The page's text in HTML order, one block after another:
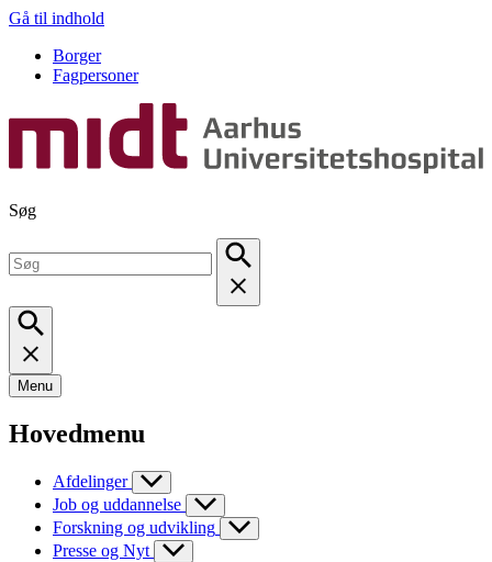
Gå til indhold
Borger
Fagpersoner
Søg
Menu
Hovedmenu
Afdelinger
Job og uddannelse
Forskning og udvikling
Presse og Nyt